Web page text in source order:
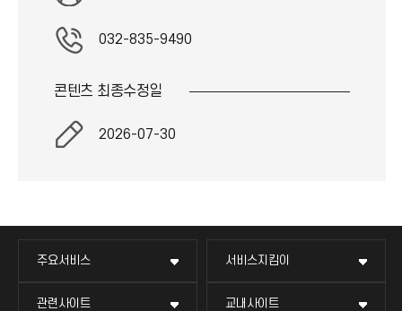
032-835-9490
콘텐츠 최종수정일
2026-07-30
주요서비스 서비스지킴이
관련사이트 교내사이트